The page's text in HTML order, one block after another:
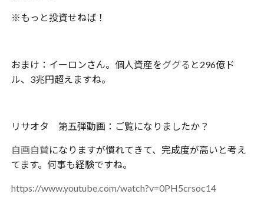
※もっと投資せねば！
おまけ：イーロンさん。個人資産をググる と296億ド
ル、3兆円超えますね。
リサオタ 第五弾動画：ご覧になりましたか？
自画自賛になりますが慣れてきて、完成度が高いと考え
てます。何事も経験ですね。
https://www.youtube.com/watch?v=0PH5crsoc14